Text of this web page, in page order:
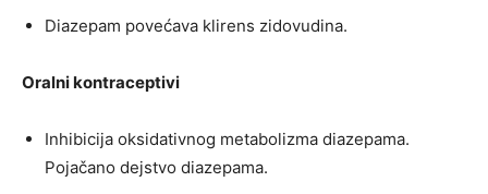
Diazepam povećava klirens zidovudina.
Oralni kontraceptivi
Inhibicija oksidativnog metabolizma diazepama.
Pojačano dejstvo diazepama.